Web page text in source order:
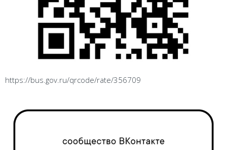
https://bus.gov.ru/qrcode/rate/356709